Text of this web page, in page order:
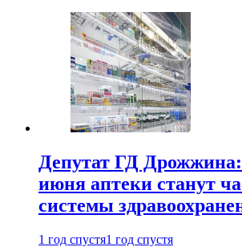
Депутат ГД
июня аптеки станут
системы
1 год спустя1 год спустя